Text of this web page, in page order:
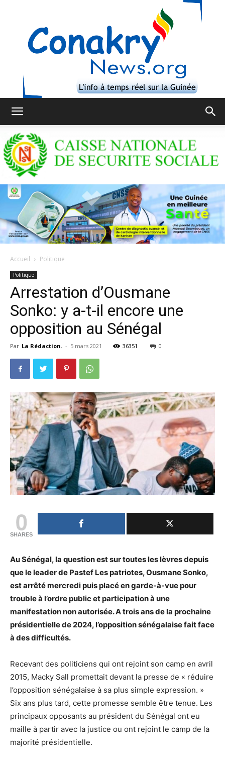
Accueil Politique
Politique
Arrestation d’Ousmane
Sonko: y a-t-il encore une
opposition au Sénégal
Par La Rédaction. - 5 mars 2021 36351 0
0
SHARES
Au Sénégal, la question est sur toutes les lèvres depuis
que le leader de Pastef Les patriotes, Ousmane Sonko,
est arrêté mercredi puis placé en garde-à-vue pour
trouble à l’ordre public et participation à une
manifestation non autorisée. A trois ans de la prochaine
présidentielle de 2024, l’opposition sénégalaise fait face
à des difficultés.
Recevant des politiciens qui ont rejoint son camp en avril
2015, Macky Sall promettait devant la presse de « réduire
l’opposition sénégalaise à sa plus simple expression. »
Six ans plus tard, cette promesse semble être tenue. Les
principaux opposants au président du Sénégal ont eu
maille à partir avec la justice ou ont rejoint le camp de la
majorité présidentielle.